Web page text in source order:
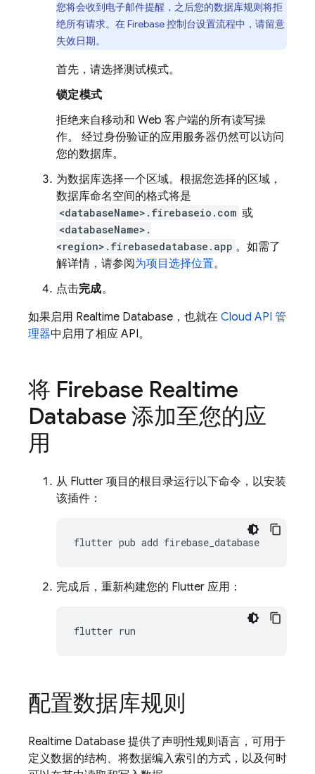
您将会收到电子邮件提醒，之后您的数据库规则将拒
绝所有请求。在 Firebase 控制台设置流程中，请留意
失效日期。
首先，请选择测试模式。
锁定模式
拒绝来自移动和 Web 客户端的所有读写操
作。 经过身份验证的应用服务器仍然可以访问
您的数据库。
为数据库选择一个区域。根据您选择的区域，
数据库命名空间的格式将是
<databaseName>.firebaseio.com 或
<databaseName>.
<region>.firebasedatabase.app 。如需了
解详情，请参阅为项目选择位置。
点击完成。
如果启用 Realtime Database，也就在 Cloud API 管
理器中启用了相应 API。
将 Firebase Realtime
Database 添加至您的应
用
从 Flutter 项目的根目录运行以下命令，以安装
该插件：
flutter pub add
完成后，重新构建您的 Flutter 应用：
flutter
配置数据库规则
Realtime Database 提供了声明性规则语言，可用于
定义数据的结构、将数据编入索引的方式，以及何时